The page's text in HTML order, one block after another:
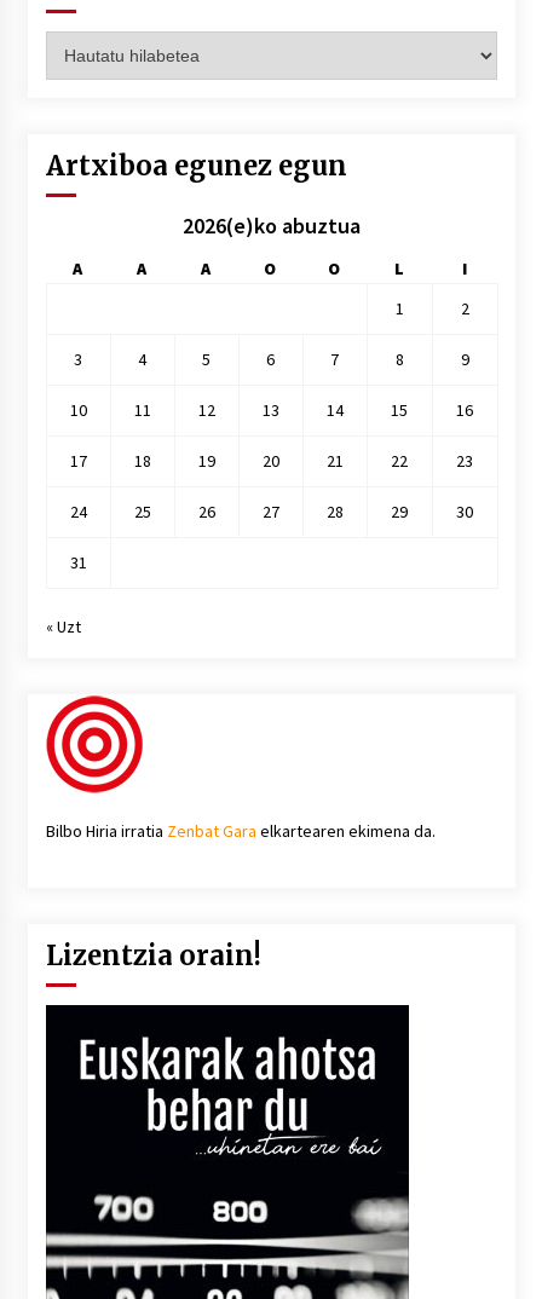
hilez
Artxiboa egunez egun
2026(e)ko abuztua
A A A O O L
I
1
2
3 4 5 6 7 8 9
10 11 12 13 14 15 16
17 18 19 20 21 22 23
24 25 26 27 28 29 30
31
« Uzt
Bilbo Hiria irratia Zenbat Gara elkartearen ekimena da.
Lizentzia orain!